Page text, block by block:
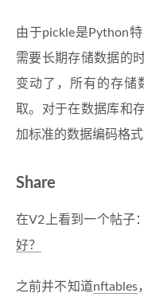
由于pickle是Python
需要长期存储数据的
变动了，所有的存储
取。对于在数据库和
加标准的数据编码格式
Share
在V2上看到一个帖子：
好？
之前并不知道nftables